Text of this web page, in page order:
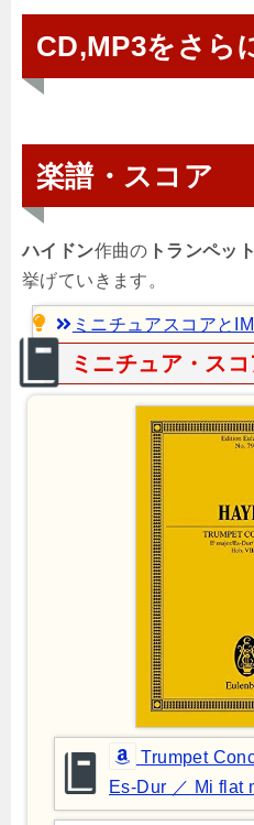
CD,MP3をさら
楽譜・スコア
ハイドン作曲の トランペッ
挙げていきます。
ミニチュアスコアと
ミニチュア・ス
Trumpet
Es-Dur ／ Mi flat